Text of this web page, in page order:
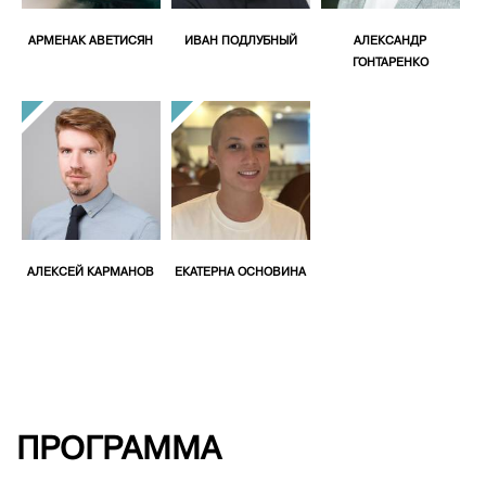
АРМЕНАК АВЕТИСЯН ИВАН ПОДЛУБНЫЙ
АЛЕКСАНДР
ГОНТАРЕНКО
АЛЕКСЕЙ КАРМАНОВ ЕКАТЕРНА ОСНОВИНА
ПРОГРАММА